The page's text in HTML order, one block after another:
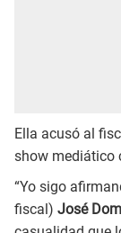
Ella acusó al
show mediático
“Yo sigo
fiscal) José